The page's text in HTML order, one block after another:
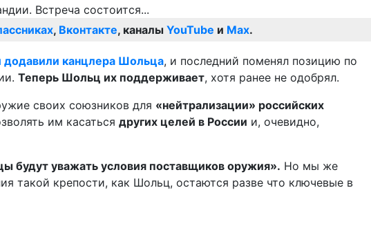
, Вконтакте, каналы YouTube и Max.
додавили канцлера Шольца, и последний поменял позицию по
Теперь Шольц их поддерживает, хотя ранее не одобрял.
своих союзников для «нейтрализации» российских
им касаться других целей в России и, очевидно,
будут уважать условия поставщиков оружия». Но мы же
такой крепости, как Шольц, остаются разве что ключевые в